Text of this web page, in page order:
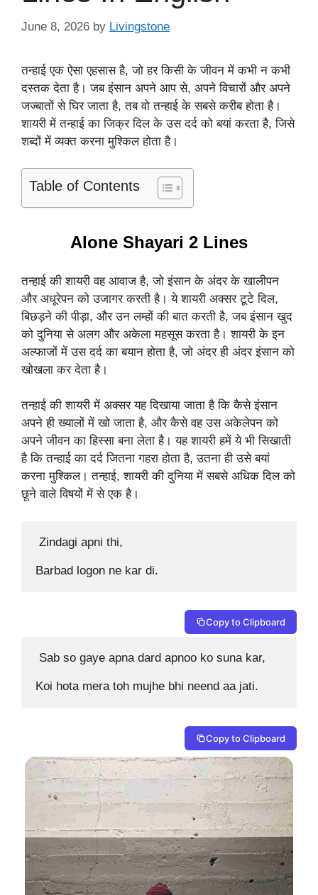
June 8, 2026 by Livingstone
तन्हाई एक ऐसा एहसास है, जो हर किसी के जीवन में कभी न कभी
दस्तक देता है। जब इंसान अपने आप से, अपने विचारों और अपने
जज्बातों से घिर जाता है, तब वो तन्हाई के सबसे करीब होता है।
शायरी में तन्हाई का जिक्र दिल के उस दर्द को बयां करता है, जिसे
शब्दों में व्यक्त करना मुश्किल होता है।
Table of Contents
Alone Shayari 2 Lines
तन्हाई की शायरी वह आवाज है, जो इंसान के अंदर के खालीपन
और अधूरेपन को उजागर करती है। ये शायरी अक्सर टूटे दिल,
बिछड़ने की पीड़ा, और उन लम्हों की बात करती है, जब इंसान खुद
को दुनिया से अलग और अकेला महसूस करता है। शायरी के इन
अल्फाजों में उस दर्द का बयान होता है, जो अंदर ही अंदर इंसान को
खोखला कर देता है।
तन्हाई की शायरी में अक्सर यह दिखाया जाता है कि कैसे इंसान
अपने ही ख्यालों में खो जाता है, और कैसे वह उस अकेलेपन को
अपने जीवन का हिस्सा बना लेता है। यह शायरी हमें ये भी सिखाती
है कि तन्हाई का दर्द जितना गहरा होता है, उतना ही उसे बयां
करना मुश्किल। तन्हाई, शायरी की दुनिया में सबसे अधिक दिल को
छूने वाले विषयों में से एक है।
Zindagi apni thi,
Barbad logon ne kar di.
Copy to Clipboard
Sab so gaye apna dard apnoo ko suna kar,
Koi hota mera toh mujhe bhi neend aa jati.
Copy to Clipboard